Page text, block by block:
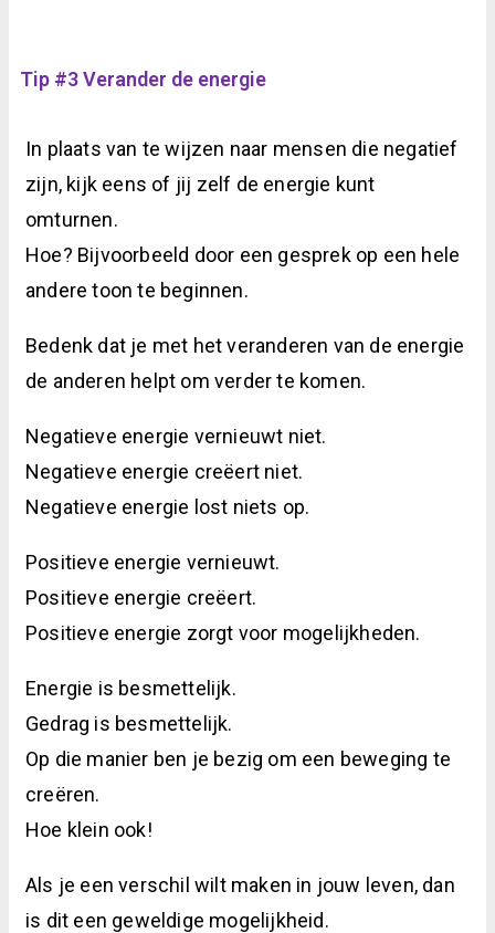
Tip #3 Verander de energie
In plaats van te wijzen naar mensen die negatief
zijn, kijk eens of jij zelf de energie kunt
omturnen.
Hoe? Bijvoorbeeld door een gesprek op een hele
andere toon te beginnen.
Bedenk dat je met het veranderen van de energie
de anderen helpt om verder te komen.
Negatieve energie vernieuwt niet.
Negatieve energie creëert niet.
Negatieve energie lost niets op.
Positieve energie vernieuwt.
Positieve energie creëert.
Positieve energie zorgt voor mogelijkheden.
Energie is besmettelijk.
Gedrag is besmettelijk.
Op die manier ben je bezig om een beweging te
creëren.
Hoe klein ook!
Als je een verschil wilt maken in jouw leven, dan
is dit een geweldige mogelijkheid.